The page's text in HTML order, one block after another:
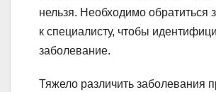
нельзя. Необходимо обратиться
к специалисту, чтобы
заболевание.
Тяжело различить заболевания